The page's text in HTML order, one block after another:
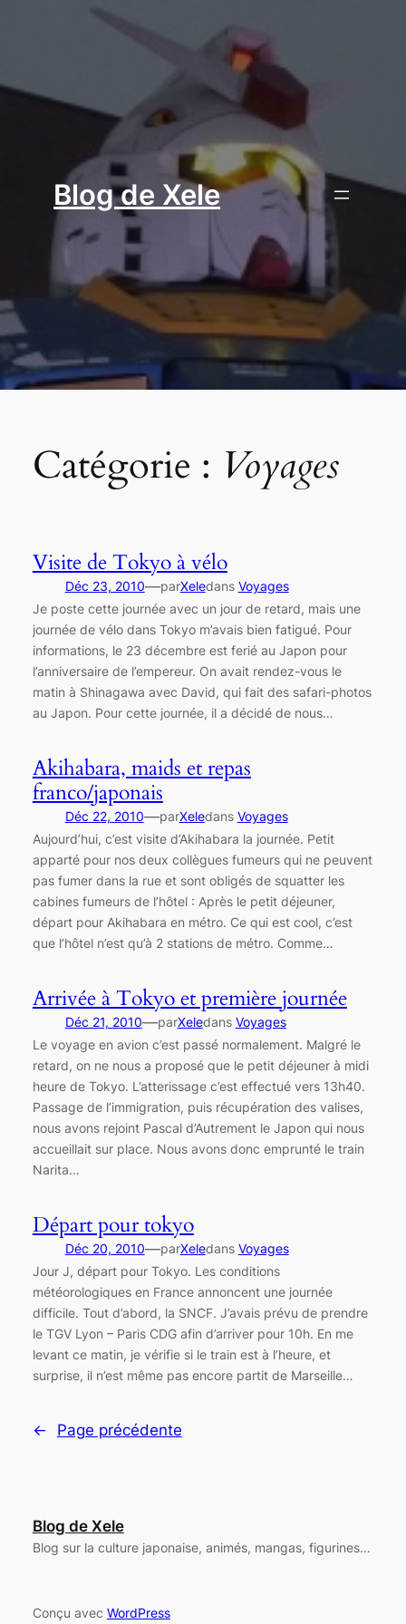
Blog de Xele
Catégorie : Voyages
Visite de Tokyo à vélo
Déc 23, 2010—parXeledans Voyages
Je poste cette journée avec un jour de retard, mais une
journée de vélo dans Tokyo m’avais bien fatigué. Pour
informations, le 23 décembre est ferié au Japon pour
l’anniversaire de l’empereur. On avait rendez-vous le
matin à Shinagawa avec David, qui fait des safari-photos
au Japon. Pour cette journée, il a décidé de nous…
Akihabara, maids et repas
franco/japonais
Déc 22, 2010—parXeledans Voyages
Aujourd’hui, c’est visite d’Akihabara la journée. Petit
apparté pour nos deux collègues fumeurs qui ne peuvent
pas fumer dans la rue et sont obligés de squatter les
cabines fumeurs de l’hôtel : Après le petit déjeuner,
départ pour Akihabara en métro. Ce qui est cool, c’est
que l’hôtel n’est qu’à 2 stations de métro. Comme…
Arrivée à Tokyo et première journée
Déc 21, 2010—parXeledans Voyages
Le voyage en avion c’est passé normalement. Malgré le
retard, on ne nous a proposé que le petit déjeuner à midi
heure de Tokyo. L’atterissage c’est effectué vers 13h40.
Passage de l’immigration, puis récupération des valises,
nous avons rejoint Pascal d’Autrement le Japon qui nous
accueillait sur place. Nous avons donc emprunté le train
Narita…
Départ pour tokyo
Déc 20, 2010—parXeledans Voyages
Jour J, départ pour Tokyo. Les conditions
météorologiques en France annoncent une journée
difficile. Tout d’abord, la SNCF. J’avais prévu de prendre
le TGV Lyon – Paris CDG afin d’arriver pour 10h. En me
levant ce matin, je vérifie si le train est à l’heure, et
surprise, il n’est même pas encore partit de Marseille…
← Page précédente
Blog de Xele
Blog sur la culture japonaise, animés, mangas, figurines…
Conçu avec WordPress